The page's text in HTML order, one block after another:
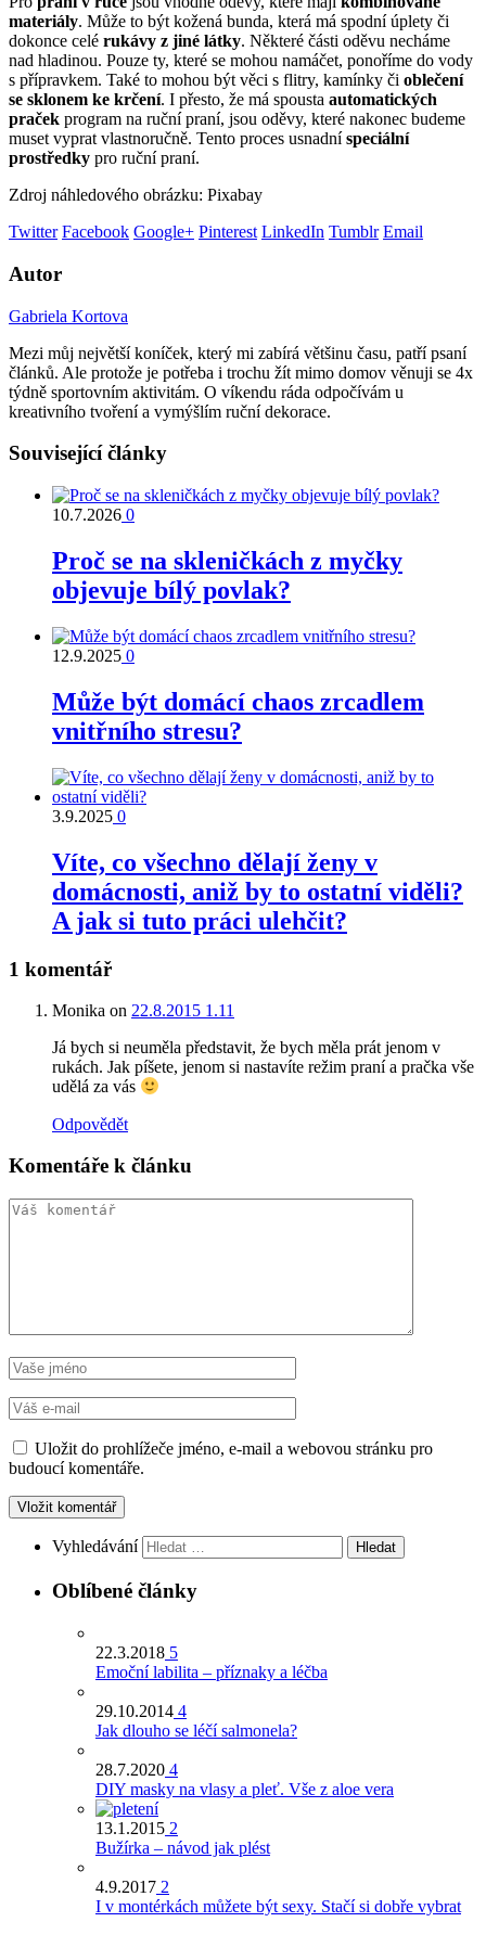
materiály. Může to být kožená bunda, která má spodní úplety či
dokonce celé rukávy z jiné látky. Některé části oděvu necháme
nad hladinou. Pouze ty, které se mohou namáčet, ponoříme do vody
s přípravkem. Také to mohou být věci s flitry, kamínky či oblečení
se sklonem ke krčení. I přesto, že má spousta automatických
praček program na ruční praní, jsou oděvy, které nakonec budeme
muset vyprat vlastnoručně. Tento proces usnadníspeciální
prostředky pro ruční praní.
Zdroj náhledového obrázku: Pixabay
Twitter Facebook Google+ Pinterest LinkedIn Tumblr Email
Autor
Gabriela Kortova
Mezi můj největší koníček, který mi zabírá většinu času, patří psaní
článků. Ale protože je potřeba i trochu žít mimo domov věnuji se 4x
týdně sportovním aktivitám. O víkendu ráda odpočívám u
kreativního tvoření a vymýšlím ruční dekorace.
Související články
10.7.2026 0
Proč se na skleničkách z myčky
objevuje bílý povlak?
12.9.2025 0
Může být domácí chaos zrcadlem
vnitřního stresu?
3.9.2025 0
Víte, co všechno dělají ženy v
domácnosti, aniž by to ostatní viděli?
A jak si tuto práci ulehčit?
1 komentář
Monika on 22.8.2015 1.11
Já bych si neuměla představit, že bych měla prát jenom v
rukách. Jak píšete, jenom si nastavíte režim praní a pračka vše
udělá za vás
Odpovědět
Komentáře k článku
Uložit do prohlížeče jméno, e-mail a webovou stránku pro
budoucí komentáře.
Vyhledávání
Oblíbené články
22.3.2018 5
Emoční labilita – příznaky a léčba
29.10.2014 4
Jak dlouho se léčí salmonela?
28.7.2020 4
DIY masky na vlasy a pleť. Vše z aloe vera
13.1.2015 2
Bužírka – návod jak plést
4.9.2017 2
I v montérkách můžete být sexy. Stačí si dobře vybrat